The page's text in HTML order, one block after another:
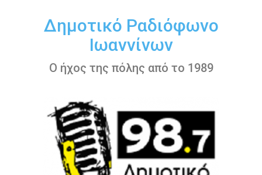
περιεχόμενοΔημοτικό Ραδιόφωνο
Ιωαννίνων
Ο ήχος της πόλης από το 1989